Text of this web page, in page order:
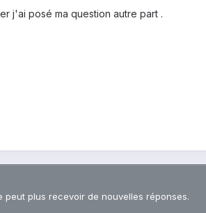
j'ai posé ma question autre part .
peut plus recevoir de nouvelles réponses.